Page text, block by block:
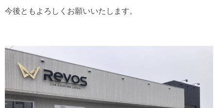
今後ともよろしくお願いいたします。